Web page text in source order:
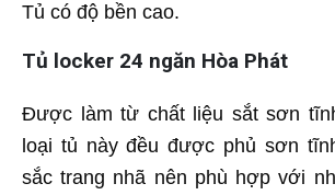
Tủ có độ bền cao.
Tủ locker 24 ngăn Hòa Phát
Được làm từ chất liệu sắt sơn
loại tủ này đều được phủ sơn
sắc trang nhã nên phù hợp với